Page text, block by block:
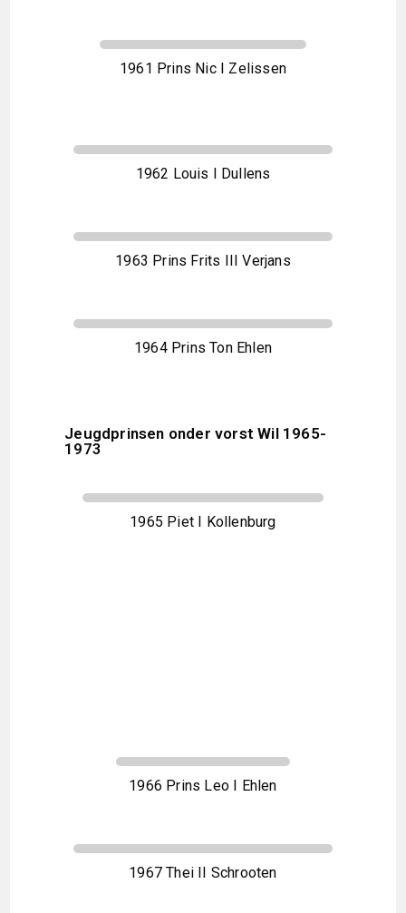
1961 Prins Nic I Zelissen
1962 Louis I Dullens
1963 Prins Frits III Verjans
1964 Prins Ton Ehlen
Jeugdprinsen onder vorst Wil 1965-
1973
1965 Piet I Kollenburg
1966 Prins Leo I Ehlen
1967 Thei II Schrooten